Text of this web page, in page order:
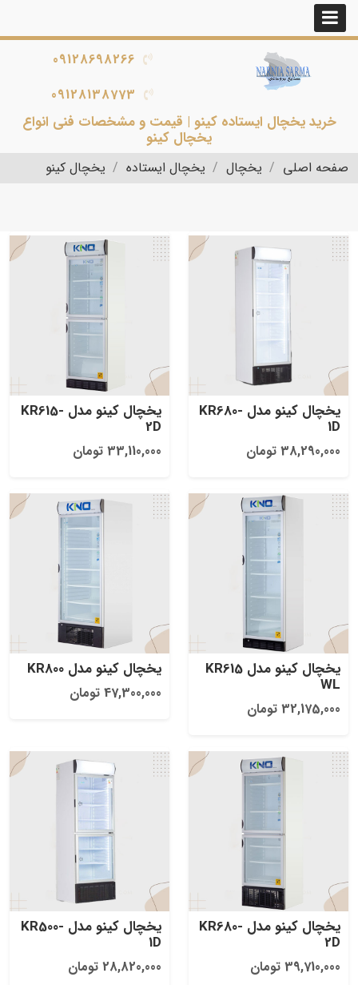
خرید یخچال ایستاده کینو | قیمت و مشخصات فنی انواع
یخچال کینو
09128698266
09128138773
صفحه اصلی یخچال یخچال ایستاده یخچال کینو
یخچال کینو مدل KR680-
1D
38,290,000 تومان
یخچال کینو مدل KR615-
2D
33,110,000 تومان
یخچال کینو مدل KR615
WL
32,175,000 تومان
یخچال کینو مدل KR800
47,300,000 تومان
یخچال کینو مدل KR680-
2D
39,710,000 تومان
یخچال کینو مدل KR500-
1D
28,820,000 تومان